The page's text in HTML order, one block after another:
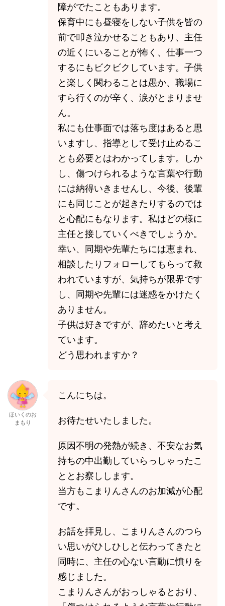
障がでたこともあります。
保育中にも昼寝をしない子供を皆の
前で叩き泣かせることもあり、主任
の近くにいることが怖く、仕事一つ
するにもビクビクしています。子供
と楽しく関わることは愚か、職場に
すら行くのが辛く、涙がとまりませ
ん。
私にも仕事面では落ち度はあると思
いますし、指導として受け止めるこ
とも必要とはわかってします。しか
し、傷つけられるような言葉や行動
には納得いきませんし、今後、後輩
にも同じことが起きたりするのでは
と心配にもなります。私はどの様に
主任と接していくべきでしょうか。
幸い、同期や先輩たちには恵まれ、
相談したりフォローしてもらって救
われていますが、気持ちが限界です
し、同期や先輩には迷惑をかけたく
ありません。
子供は好きですが、辞めたいと考え
ています。
どう思われますか？
ほいくのお
まもり
こんにちは。
お待たせいたしました。
原因不明の発熱が続き、不安なお気
持ちの中出勤していらっしゃったこ
ととお察しします。
当方もこまりんさんのお加減が心配
です。
お話を拝見し、こまりんさんのつら
い思いがひしひしと伝わってきたと
同時に、主任の心ない言動に憤りを
感じました。
こまりんさんがおっしゃるとおり、